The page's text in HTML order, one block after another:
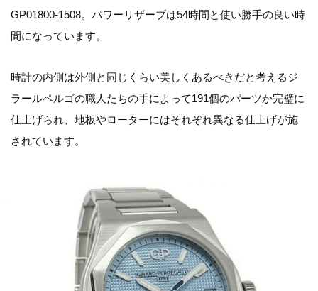
GP01800-1508。パワーリザーブは54時間と使い勝手の良い時
間になっています。
時計の内側は外側と同じくらい美しくあるべきだと考えるジ
ラールペルゴの職人たちの手によって191個のパーツか完璧に
仕上げられ、地板やローターにはそれぞれ異なる仕上げが施
されています。